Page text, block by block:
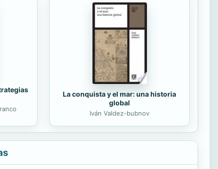
La conquista y el mar: una historia
global
Iván Valdez-bubnov